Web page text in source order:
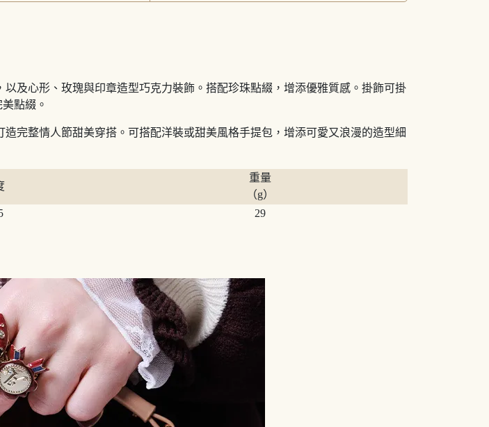
及心形、玫瑰與印章造型巧克力裝飾。搭配珍珠點綴，增添優雅質感。掛飾可掛
點綴。
完整情人節甜美穿搭。可搭配洋裝或甜美風格手提包，增添可愛又浪漫的造型細
重量
（g）
29